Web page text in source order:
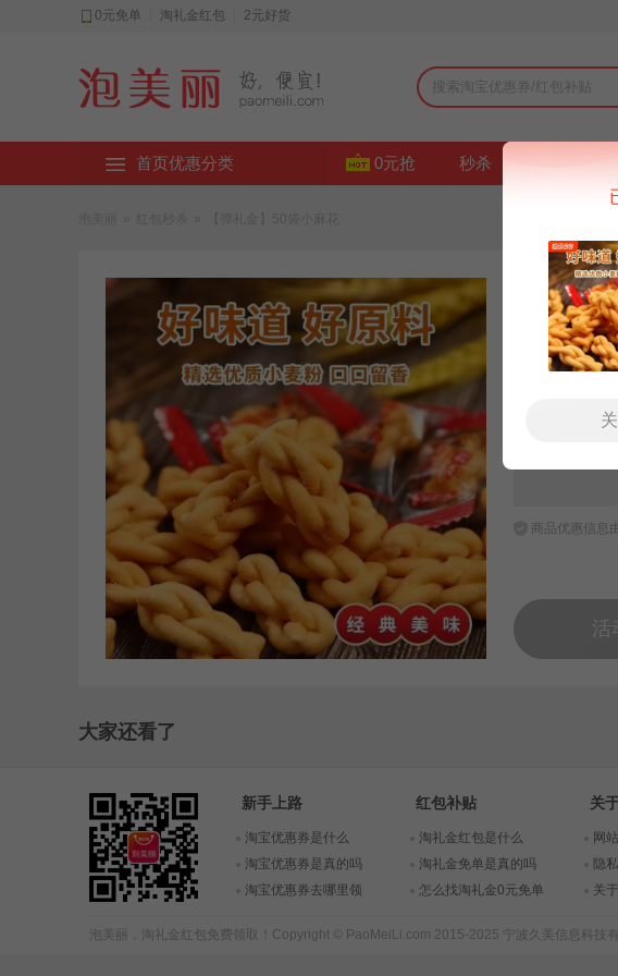
0元免单 淘礼金红包 2元好货
首页优惠分类 0元抢 秒杀 好货
【弹礼
领券减2元
商品优惠信息
活
大家还看了
新手上路
淘宝优惠券是什么
淘宝优惠券是真的吗
淘宝优惠券去哪里领
红包补贴
淘礼金红包是什么
淘礼金免单是真的吗
怎么找淘礼金0元免单
关
网
隐
关
泡美丽， 淘礼金红包 免费领取！Copyright © PaoMeiLi.com 2015-2025 宁波久美信息科技